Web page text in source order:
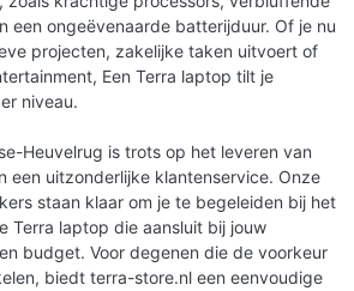
een ongeëvenaarde batterijduur. Of je nu
projecten, zakelijke taken uitvoert of
Een Terra laptop tilt je
niveau.
Heuvelrug is trots op het leveren van
een uitzonderlijke klantenservice. Onze
staan klaar om je te begeleiden bij het
Terra laptop die aansluit bij jouw
budget. Voor degenen die de voorkeur
biedt terra-store.nl een eenvoudige